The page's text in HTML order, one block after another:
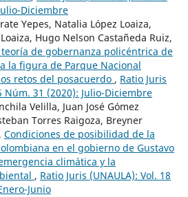
Diciembre
Yepes, Natalia López Loaiza,
Hugo Nelson Castañeda Ruiz,
de gobernanza policéntrica de
la figura de Parque Nacional
retos del posacuerdo , Ratio Juris
Núm. 31 (2020): Julio-Diciembre
Velilla, Juan José Gómez
Torres Raigoza, Breyner
Condiciones de posibilidad de la
en el gobierno de Gustavo
climática y la
, Ratio Juris (UNAULA): Vol. 18
Junio